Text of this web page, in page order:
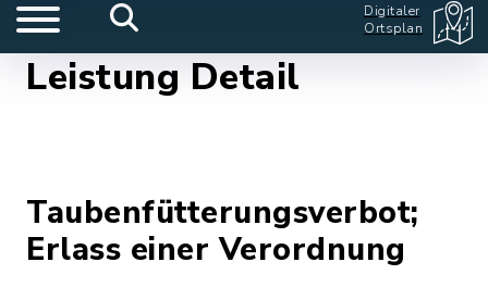
Digitaler
Ortsplan
Leistung Detail
Taubenfütterungsverbot;
Erlass einer Verordnung